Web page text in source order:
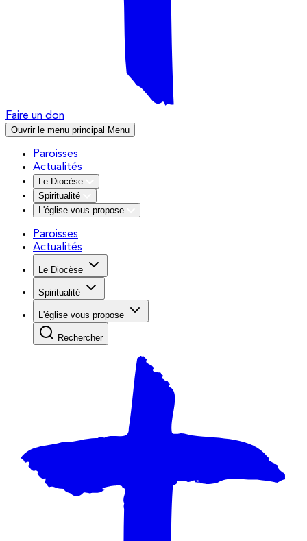
Faire un don
Ouvrir le menu principal Menu
Paroisses
Actualités
Le Diocèse
Spiritualité
L'église vous propose
Paroisses
Actualités
Le Diocèse
Spiritualité
L'église vous propose
Rechercher